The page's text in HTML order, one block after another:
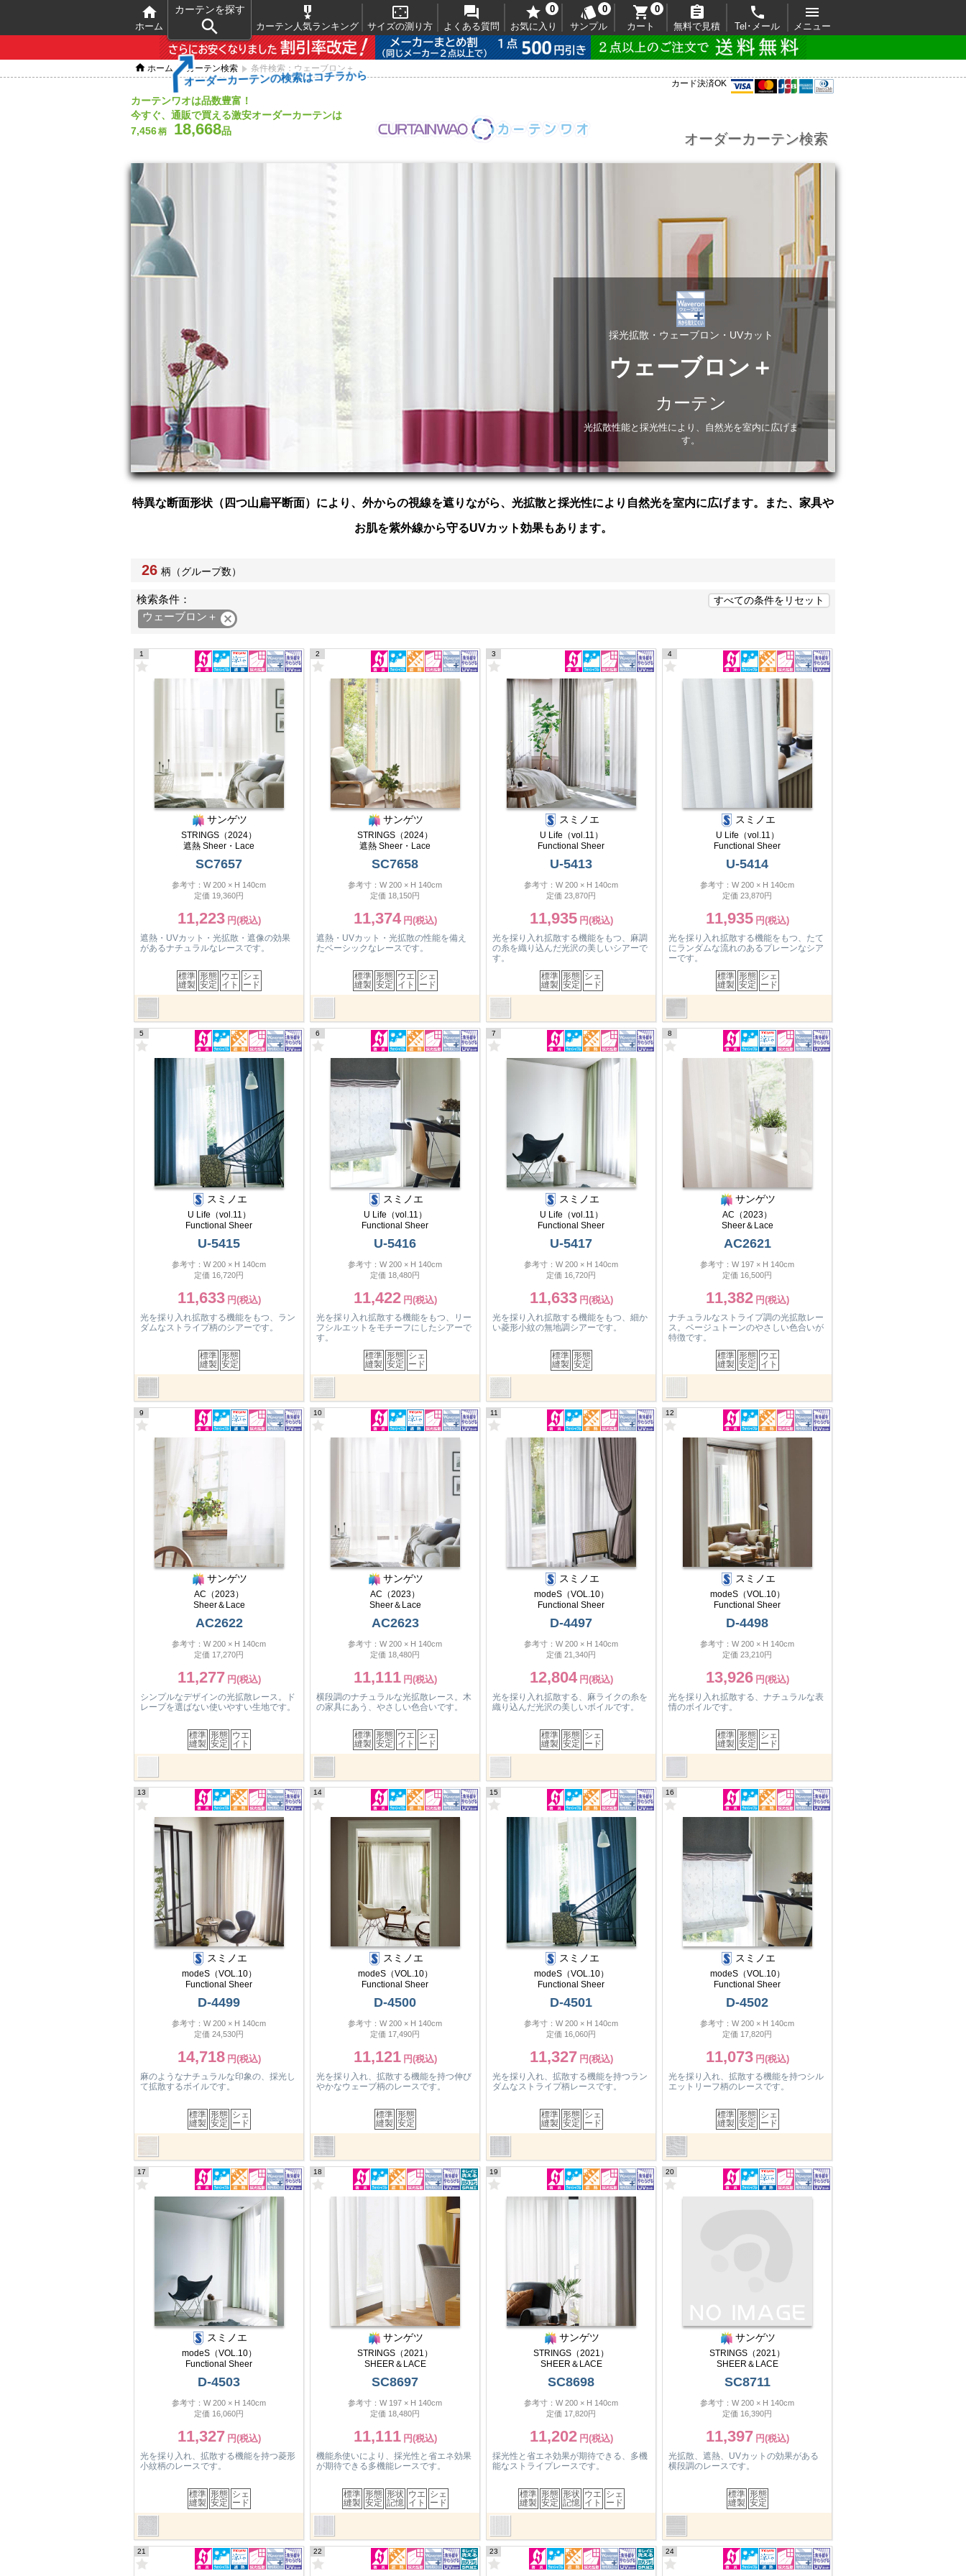

ホーム

カーテン人気ランキング

サイズの測り方

よくある質問

お気に入り
0 
サンプル
0 
カート
0 
無料で見積

Tel･メール

メニュー
カーテンを探す

カード決済OK
 ホーム カーテン検索 条件検索：ウェーブロン＋
カーテンワオは品数豊富！
今すぐ、通販で買える激安オーダーカーテンは
7,456柄 18,668品
オーダーカーテンの検索はコチラから
オーダーカーテン検索
採光拡散・ウェーブロン・UVカット
ウェーブロン＋
カーテン
光拡散性能と採光性により、自然光を室内に広げま
す。
特異な断面形状（四つ山扁平断面）により、外からの視線を遮りながら、光拡散と採光性により自然光を室内に広げます。また、家具や
お肌を紫外線から守るUVカット効果もあります。
26 柄（グループ数）
検索条件：
ウェーブロン＋ 
1
サンゲツ
STRINGS（2024）
遮熱 Sheer・Lace
SC7657
参考寸：W 200 × H 140cm
定価 19,360円
11,223
遮熱・UVカット・光拡散・遮像の効果
があるナチュラルなレースです。
標準
縫製
形態
安定
ウエ
イト
シェ
ード
2
サンゲツ
STRINGS（2024）
遮熱 Sheer・Lace
SC7658
参考寸：W 200 × H 140cm
定価 18,150円
11,374
遮熱・UVカット・光拡散の性能を備え
たベーシックなレースです。
標準
縫製
形態
安定
ウエ
イト
シェ
ード
3
スミノエ
U Life（vol.11）
Functional Sheer
U-5413
参考寸：W 200 × H 140cm
定価 23,870円
11,935
光を採り入れ拡散する機能をもつ、麻調
の糸を織り込んだ光沢の美しいシアーで
す。
標準
縫製
形態
安定
シェ
ード
4
スミノエ
U Life（vol.11）
Functional Sheer
U-5414
参考寸：W 200 × H 140cm
定価 23,870円
11,935
光を採り入れ拡散する機能をもつ、たて
にランダムな流れのあるプレーンなシア
ーです。
標準
縫製
形態
安定
シェ
ード
5
スミノエ
U Life（vol.11）
Functional Sheer
U-5415
参考寸：W 200 × H 140cm
定価 16,720円
11,633
光を採り入れ拡散する機能をもつ、ラン
ダムなストライプ柄のシアーです。
標準
縫製
形態
安定
6
スミノエ
U Life（vol.11）
Functional Sheer
U-5416
参考寸：W 200 × H 140cm
定価 18,480円
11,422
光を採り入れ拡散する機能をもつ、リー
フシルエットをモチーフにしたシアーで
す。
標準
縫製
形態
安定
シェ
ード
7
スミノエ
U Life（vol.11）
Functional Sheer
U-5417
参考寸：W 200 × H 140cm
定価 16,720円
11,633
光を採り入れ拡散する機能をもつ、細か
い菱形小紋の無地調シアーです。
標準
縫製
形態
安定
8
サンゲツ
AC（2023）
Sheer＆Lace
AC2621
参考寸：W 197 × H 140cm
定価 16,500円
11,382
ナチュラルなストライプ調の光拡散レー
ス。ベージュトーンのやさしい色合いが
特徴です。
標準
縫製
形態
安定
ウエ
イト
9
サンゲツ
AC（2023）
Sheer＆Lace
AC2622
参考寸：W 200 × H 140cm
定価 17,270円
11,277
シンプルなデザインの光拡散レース。ド
レープを選ばない使いやすい生地です。
標準
縫製
形態
安定
ウエ
イト
10
サンゲツ
AC（2023）
Sheer＆Lace
AC2623
参考寸：W 200 × H 140cm
定価 18,480円
11,111
横段調のナチュラルな光拡散レース。木
の家具にあう、やさしい色合いです。
標準
縫製
形態
安定
ウエ
イト
シェ
ード
11
スミノエ
modeS（VOL.10）
Functional Sheer
D-4497
参考寸：W 200 × H 140cm
定価 21,340円
12,804
光を採り入れ拡散する、麻ライクの糸を
織り込んだ光沢の美しいボイルです。
標準
縫製
形態
安定
シェ
ード
12
スミノエ
modeS（VOL.10）
Functional Sheer
D-4498
参考寸：W 200 × H 140cm
定価 23,210円
13,926
光を採り入れ拡散する、ナチュラルな表
情のボイルです。
標準
縫製
形態
安定
シェ
ード
13
スミノエ
modeS（VOL.10）
Functional Sheer
D-4499
参考寸：W 200 × H 140cm
定価 24,530円
14,718
麻のようなナチュラルな印象の、採光し
て拡散するボイルです。
標準
縫製
形態
安定
シェ
ード
14
スミノエ
modeS（VOL.10）
Functional Sheer
D-4500
参考寸：W 200 × H 140cm
定価 17,490円
11,121
光を採り入れ、拡散する機能を持つ伸び
やかなウェーブ柄のレースです。
標準
縫製
形態
安定
15
スミノエ
modeS（VOL.10）
Functional Sheer
D-4501
参考寸：W 200 × H 140cm
定価 16,060円
11,327
光を採り入れ、拡散する機能を持つラン
ダムなストライプ柄レースです。
標準
縫製
形態
安定
シェ
ード
16
スミノエ
modeS（VOL.10）
Functional Sheer
D-4502
参考寸：W 200 × H 140cm
定価 17,820円
11,073
光を採り入れ、拡散する機能を持つシル
エットリーフ柄のレースです。
標準
縫製
形態
安定
シェ
ード
17
スミノエ
modeS（VOL.10）
Functional Sheer
D-4503
参考寸：W 200 × H 140cm
定価 16,060円
11,327
光を採り入れ、拡散する機能を持つ菱形
小紋柄のレースです。
標準
縫製
形態
安定
シェ
ード
18
サンゲツ
STRINGS（2021）
SHEER＆LACE
SC8697
参考寸：W 197 × H 140cm
定価 18,480円
11,111
機能糸使いにより、採光性と省エネ効果
が期待できる多機能レースです。
標準
縫製
形態
安定
形状
記憶
ウエ
イト
シェ
ード
19
サンゲツ
STRINGS（2021）
SHEER＆LACE
SC8698
参考寸：W 200 × H 140cm
定価 17,820円
11,202
採光性と省エネ効果が期待できる、多機
能なストライプレースです。
標準
縫製
形態
安定
形状
記憶
ウエ
イト
シェ
ード
20
サンゲツ
STRINGS（2021）
SHEER＆LACE
SC8711
参考寸：W 200 × H 140cm
定価 16,390円
11,397
光拡散、遮熱、UVカットの効果がある
横段調のレースです。
標準
縫製
形態
安定
21 22 23 24